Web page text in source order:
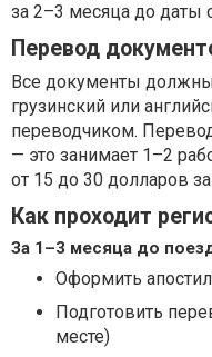
за 2–3 месяца до даты
Перевод
Все документы
грузинский или
переводчиком.
— это занимает 1–2
от 15 до 30 долларов
Как проходит
За 1–3 месяца до
Оформить
Подготовить
месте)